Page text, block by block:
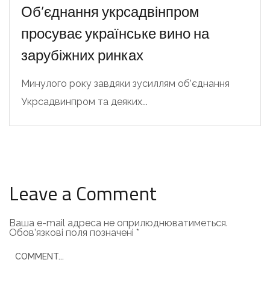
Об’єднання укрсадвінпром
просуває українське вино на
зарубіжних ринках
Минулого року завдяки зусиллям об’єднання
Укрсадвинпром та деяких...
Leave a Comment
Ваша e-mail адреса не оприлюднюватиметься.
Обов’язкові поля позначені *